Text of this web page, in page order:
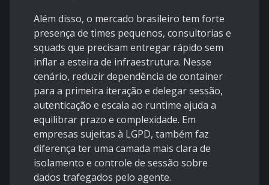
Além disso, o mercado brasileiro tem forte
presença de times pequenos, consultorias e
squads que precisam entregar rápido sem
inflar a esteira de infraestrutura. Nesse
cenário, reduzir dependência de container
para a primeira iteração e delegar sessão,
autenticação e escala ao runtime ajuda a
equilibrar prazo e complexidade. Em
empresas sujeitas à LGPD, também faz
diferença ter uma camada mais clara de
isolamento e controle de sessão sobre
dados trafegados pelo agente.